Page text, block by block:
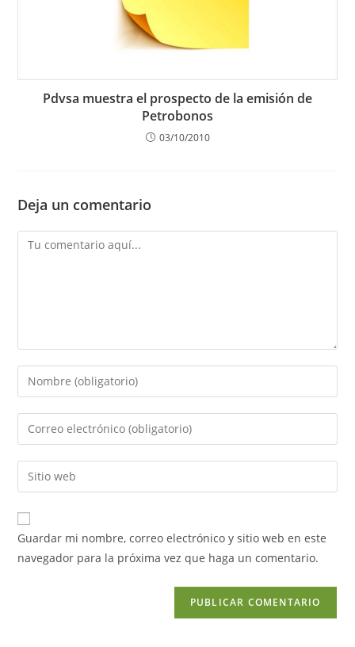
Pdvsa muestra el prospecto de la emisión de
Petrobonos
03/10/2010
Deja un comentario
Guardar mi nombre, correo electrónico y sitio web en este
navegador para la próxima vez que haga un comentario.